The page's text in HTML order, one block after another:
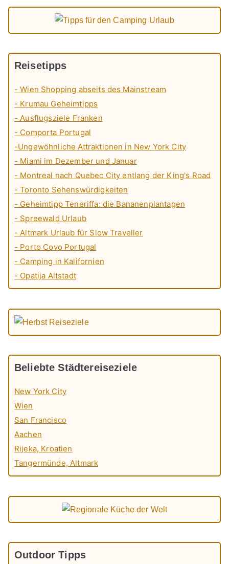
Reisetipps
- Wien Shopping abseits des Mainstream
- Krumau Geheimtipps
- Ausflugsziele Franken
- Comporta Portugal
-Ungewöhnliche Attraktionen in New York City
- Miami im Dezember und Januar
- Montreal nach Quebec City entlang der King's Road
- Toronto Sehenswürdigkeiten
- Geheimtipp Teneriffa: die Bananenplantagen
- Spreewald Urlaub
- Altmark Urlaub für Slow Traveller
- Porto Covo Portugal
- Camping in Kalifornien
- Opatija Altstadt
Beliebte Städtereiseziele
New York City
Wien
San Francisco
Aachen
Rijeka, Kroatien
Tangermünde, Altmark
Outdoor Tipps